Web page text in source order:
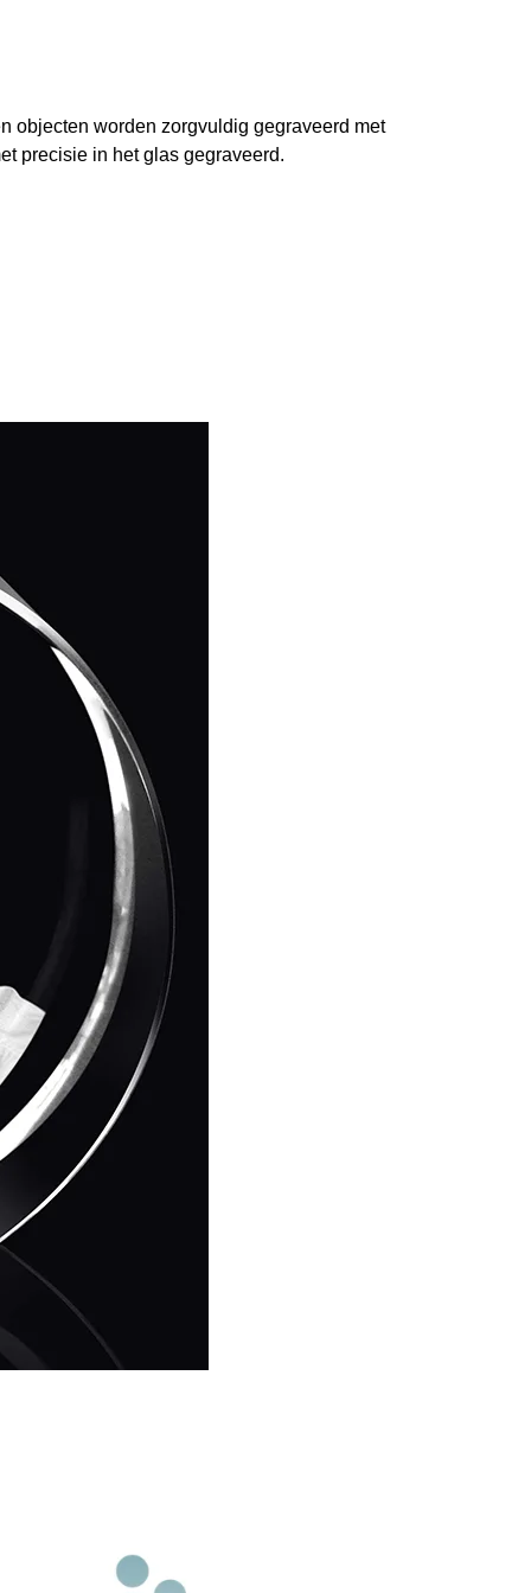
objecten worden zorgvuldig gegraveerd met
precisie in het glas gegraveerd.